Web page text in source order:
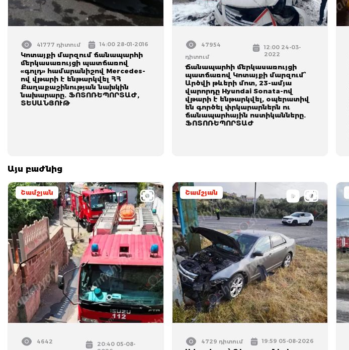
41777 դիտում 14:00 28-01-2016
Կոտայքի մարզում ճանապարհի
մերկասառույցի պատճառով
«գոլդ» համարանիշով Mercedes-
ով վթարի է ենթարկվել ՀՀ
Քաղաքաշինության նախկին
նախարարը. ՖՈՏՈՌԵՊՈՐՏԱԺ,
ՏԵՍԱՆՅՈՒԹ
47954
դիտում
12:00 24-03-
2022
Ճանապարհի մերկասառույցի
պատճառով Կոտայքի մարզում՝
Արծվի թևերի մոտ, 23-ամյա
վարորդը Hyundai Sonata-ով
վթարի է ենթարկվել, օպերատիվ
են գործել փրկարարներն ու
ճանապարհային ոստիկանները.
ՖՈՏՈՌԵՊՈՐՏԱԺ
Այս բաժնից
Շամշյան
4642
20:40 05-08-
Շամշյան
4729 դիտում 19:59 05-08-2026